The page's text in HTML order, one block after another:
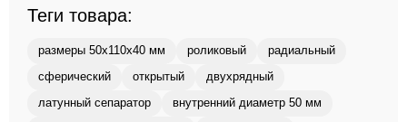
Теги товара:
размеры 50x110x40 мм роликовый радиальный
сферический открытый двухрядный
латунный сепаратор внутренний диаметр 50 мм